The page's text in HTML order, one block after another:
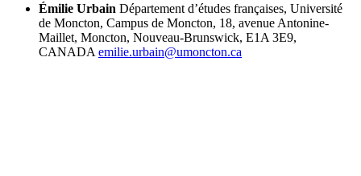
Émilie Urbain Département d’études françaises, Université
de Moncton, Campus de Moncton, 18, avenue Antonine-
Maillet, Moncton, Nouveau-Brunswick, E1A 3E9,
CANADA emilie.urbain@umoncton.ca